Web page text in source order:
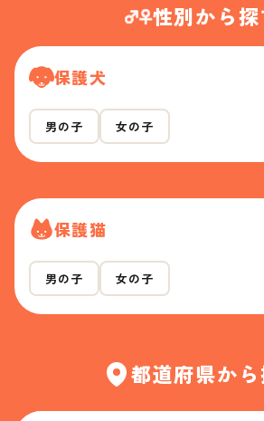
性別から探
保護犬
男の子 女の子
保護猫
男の子 女の子
都道府県から